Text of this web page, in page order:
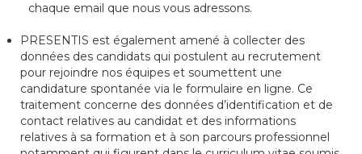
chaque email que nous vous adressons.
PRESENTIS est également amené à collecter des
données des candidats qui postulent au recrutement
pour rejoindre nos équipes et soumettent une
candidature spontanée via le formulaire en ligne. Ce
traitement concerne des données d’identification et de
contact relatives au candidat et des informations
relatives à sa formation et à son parcours professionnel